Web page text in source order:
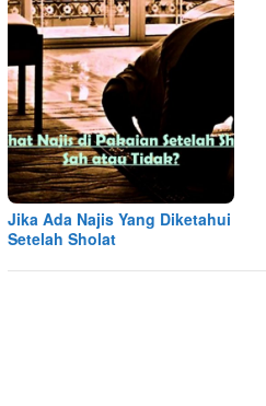
Jika Ada Najis Yang Diketahui
Setelah Sholat